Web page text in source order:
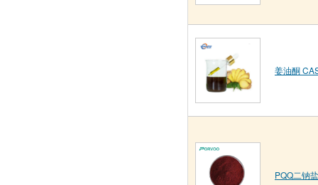
姜油酮
PQQ二钠盐